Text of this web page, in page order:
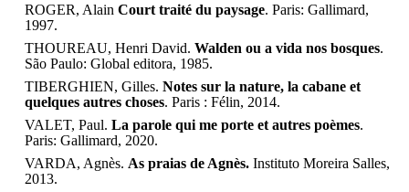
ROGER, Alain Court traité du paysage. Paris: Gallimard,
1997.
THOUREAU, Henri David. Walden ou a vida nos bosques.
São Paulo: Global editora, 1985.
TIBERGHIEN, Gilles. Notes sur la nature, la cabane et
quelques autres choses. Paris : Félin, 2014.
VALET, Paul. La parole qui me porte et autres poèmes.
Paris: Gallimard, 2020.
VARDA, Agnès. As praias de Agnès.Instituto Moreira Salles,
2013.